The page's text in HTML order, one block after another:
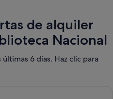
de alquiler
Nacional
6 días. Haz clic para